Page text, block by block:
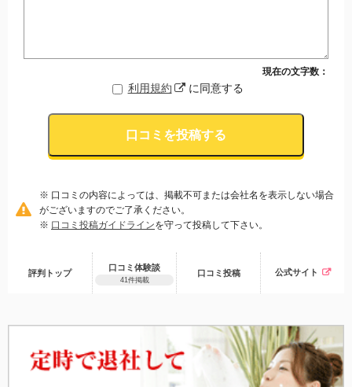
現在の文字数：
利用規約 に同意する
口コミを投稿する
※ 口コミの内容によっては、掲載不可または会社名を表示しない場合
がございますのでご了承ください。
※ 口コミ投稿ガイドラインを守って投稿して下さい。
評判トップ
口コミ体験談
41件掲載
口コミ 投稿 公式サイト